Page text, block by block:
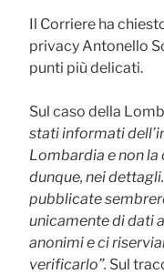
Il Corriere ha
privacy Antonello
punti più delicati.
Sul caso della
stati informati
Lombardia e non la
dunque, nei
pubblicate
unicamente di dati
anonimi e ci
verificarlo”. Sul